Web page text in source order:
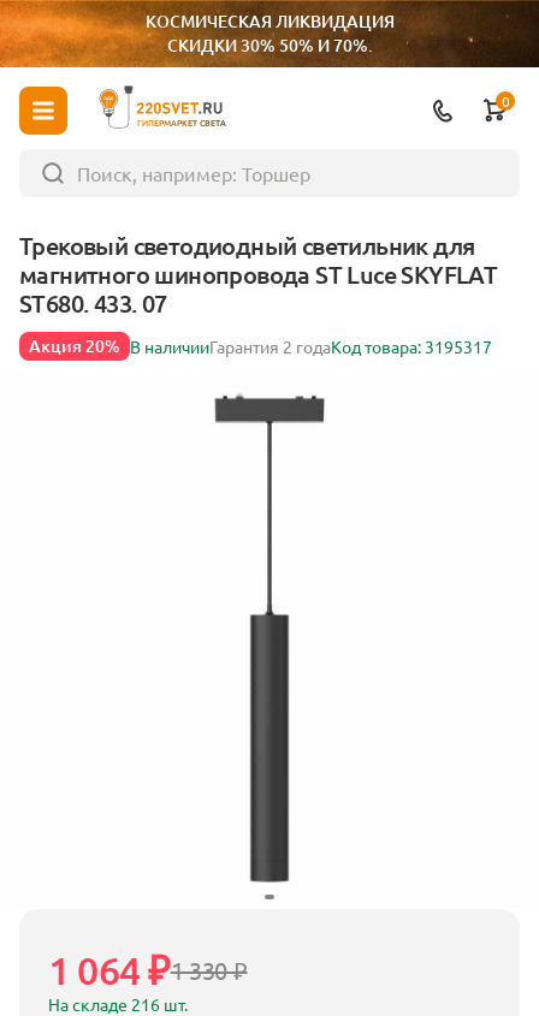
КОСМИЧЕСКАЯ ЛИКВИДАЦИЯ
СКИДКИ 30% 50% И 70%.
ГИПЕРМАРКЕТ СВЕТА
0
Трековый светодиодный светильник для
магнитного шинопровода ST Luce SKYFLAT
ST680. 433. 07
Акция 20% В наличииГарантия 2 годаКод товара: 3195317
1 330 ₽
1 064 ₽
На складе 216 шт.